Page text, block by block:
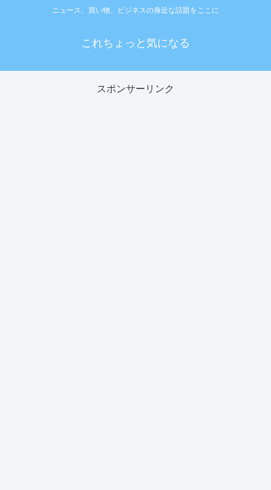
ニュース、買い物、ビジネスの身近な話題をここに
これちょっと気になる
スポンサーリンク